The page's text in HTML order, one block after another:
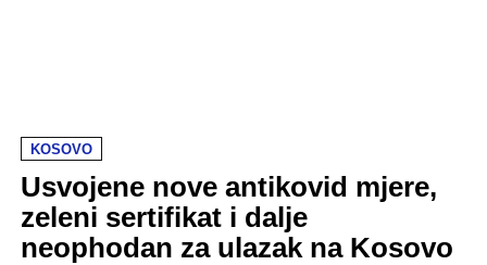
KOSOVO
Usvojene nove antikovid mjere,
zeleni sertifikat i dalje
neophodan za ulazak na Kosovo